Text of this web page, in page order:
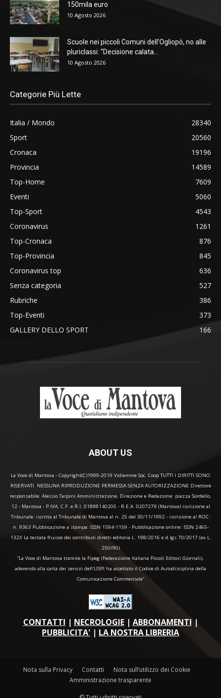
150mila euro
10 Agosto 2026
Scuole nei piccoli Comuni dell’Ogliopò, no alle
pluriclassi: “Decisione calata...
10 Agosto 2026
Categorie Più Lette
Italia / Mondo
28340
Sport
20560
Cronaca
19196
Provincia
14589
Top-Home
7609
Eventi
5060
Top-Sport
4543
Coronavirus
1261
Top-Cronaca
876
Top-Provincia
845
Coronavirus top
636
Senza categoria
527
Rubriche
386
Top-Eventi
373
GALLERY DELLO SPORT
166
ABOUT US
La Voce di Mantova - Copyright(C)1999-2019 Vidiemme Soc. Coop TUTTI I DIRITTI SONO
RISERVATI. NESSUNA RIPRODUZIONE PERMESSA SENZA AUTORIZZAZIONE Direttore
responsabile: Alessio Tarpini Amministrazione, Direzione e Redazione: piazza Sordello,
12 - Mantova - P.IVA, C.F. e R.I. 01898140205 - R.E.A. 0207279 (Mantova) iscrizione al
Tribunale: iscritta al Tribunale di Mantova al n. 25 del 30/11/1992 - iscrizione al ROC:
n. 9363 Pubblicazione a stampa: ISSN 1594-1159 - Pubblicazione online: ISSN 2465-
132X La testata fruisce dei contributi diretti editoria L. 198/2016 e d.lgs 70/2017 (ex L.
250/90)
“La Voce di Mantova tramite la Fipeg (Federazione Italiana Piccoli Editori Giornali),
aderendo alla carta dei servizi dell'USPI ha accettato il Codice di Autodisciplina della
Comunicazione Commerciale"
CONTATTI | NECROLOGIE| ABBONAMENTI |
PUBBLICITA' | LA NOSTRA LIBRERIA
Nota sulla Privacy Contatti
Nota sull’utilizzo dei Cookie
Amministrazione trasparente